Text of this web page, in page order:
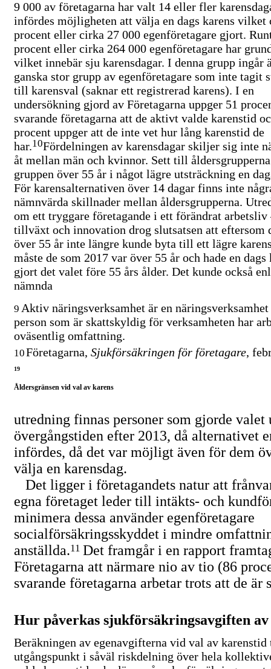
9 000 av företagarna har valt 14 eller fler
infördes möjligheten att välja en dags karens vilket
procent eller cirka 27 000 egenföretagare gjort.
procent eller cirka 264 000 egenföretagare har
vilket innebär sju karensdagar. I denna grupp ingår
ganska stor grupp av egenföretagare som inte tagit
till karensval (saknar ett registrerad karens). I en
undersökning gjord av Företagarna uppger 51
svarande företagarna att de aktivt valde karenstid
procent uppger att de inte vet hur lång karenstid de
har.10Fördelningen av karensdagar skiljer sig inte
åt mellan män och kvinnor. Sett till
gruppen över 55 år i något lägre utsträckning en
För karensalternativen över 14 dagar finns inte
nämnvärda skillnader mellan åldersgrupperna.
om ett tryggare företagande i ett förändrat arbetsliv
tillväxt och innovation drog slutsatsen att eftersom
över 55 år inte längre kunde byta till ett lägre
måste de som 2017 var över 55 år och hade en dags
gjort det valet före 55 års ålder. Det kunde också
nämnda
9 Aktiv näringsverksamhet är en näringsverksamhet
person som är skattskyldig för verksamheten har
oväsentlig omfattning.
10Företagarna, Sjukförsäkringen för företagare,
19
Åldersgränsen vid val av karens
utredning finnas personer som gjorde valet
övergångstiden efter 2013, då alternativet
infördes, då det var möjligt även för dem
välja en karensdag.
Det ligger i företagandets natur att
egna företaget leder till intäkts- och
minimera dessa använder egenföretagare
socialförsäkringsskyddet i mindre
anställda.11 Det framgår i en rapport
Företagarna att närmare nio av tio (86
svarande företagarna arbetar trots att de är
Hur påverkas sjukförsäkringsavgiften
Beräkningen av egenavgifterna vid val av karenstid
utgångspunkt i såväl riskdelning över hela